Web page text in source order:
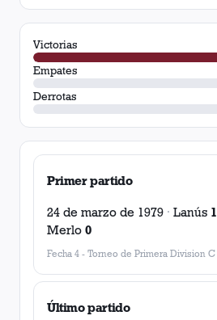
Victorias
Empates
Derrotas
Primer partido
24 de marzo de 1979 · Lanús 1
Merlo 0
Fecha 4 - Torneo de Primera Division C
Último partido